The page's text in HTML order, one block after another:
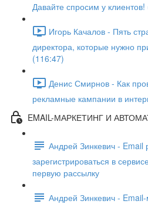
Давайте спросим у к
Игорь Качалов - Пять
директора, которые нужно
(116:47)
Денис Смирнов - Как
рекламные кампании в
EMAIL-МАРКЕТИНГ И
Андрей Зинкевич - Email
зарегистрироваться в
первую рассылку
Андрей Зинкевич -